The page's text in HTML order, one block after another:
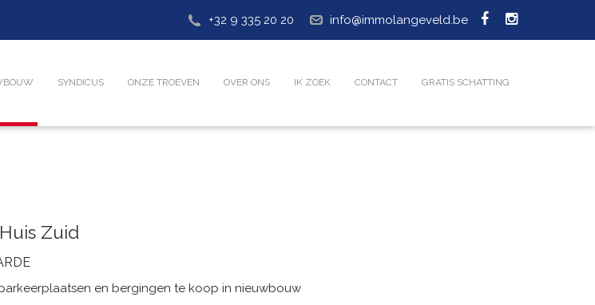
info@immolangeveld.be
+32 9 335 20 20
SYNDICUS ONZE TROEVEN OVER ONS IK ZOEK CONTACT GRATIS SCHATTING
Zuid
en bergingen te koop in nieuwbouw